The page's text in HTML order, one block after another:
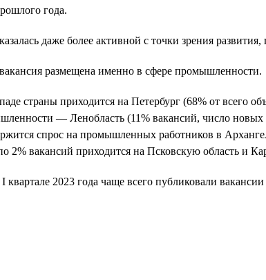
года.
даже более активной с точки зрения
размещена именно в сфере промышленности.
страны приходится на Петербург (68% от всего
— Ленобласть (11% вакансий, число
спрос на промышленных работников в
2% вакансий приходится на Псковскую область и
2023 года чаще всего публиковали